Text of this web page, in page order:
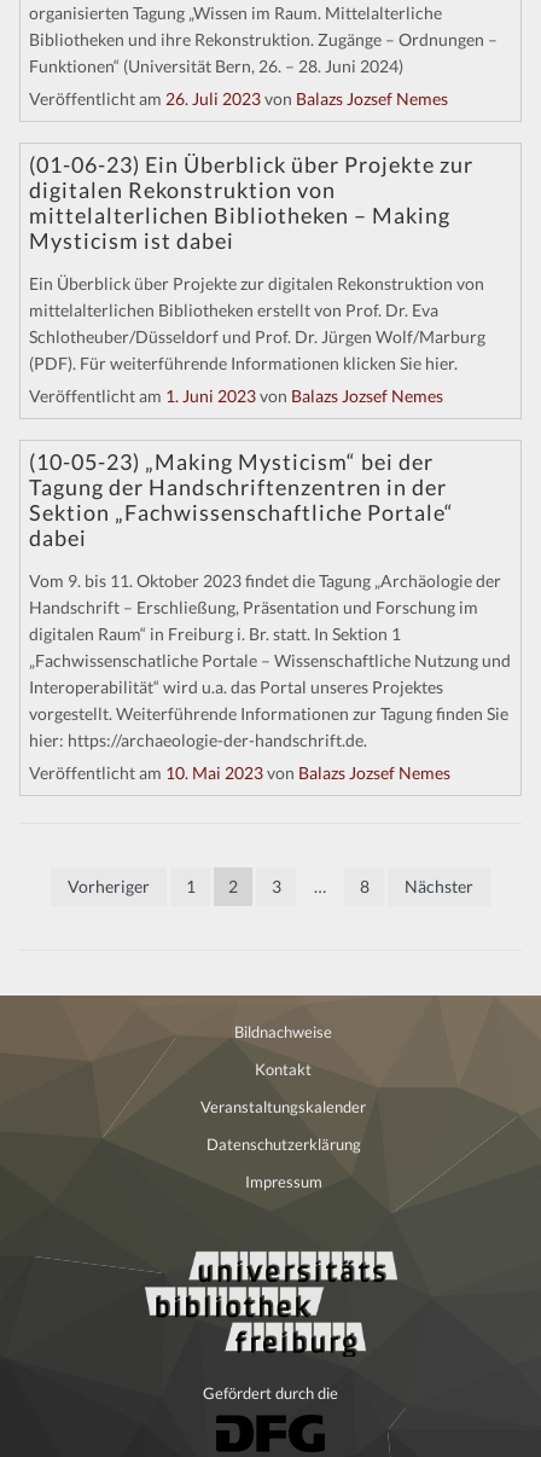
organisierten Tagung „Wissen im Raum. Mittelalterliche
Bibliotheken und ihre Rekonstruktion. Zugänge – Ordnungen –
Funktionen“ (Universität Bern, 26. – 28. Juni 2024)
Veröffentlicht am 26. Juli 2023von Balazs Jozsef Nemes
(01-06-23) Ein Überblick über Projekte zur
digitalen Rekonstruktion von
mittelalterlichen Bibliotheken – Making
Mysticism ist dabei
Ein Überblick über Projekte zur digitalen Rekonstruktion von
mittelalterlichen Bibliotheken erstellt von Prof. Dr. Eva
Schlotheuber/Düsseldorf und Prof. Dr. Jürgen Wolf/Marburg
(PDF). Für weiterführende Informationen klicken Sie hier.
Veröffentlicht am 1. Juni 2023von Balazs Jozsef Nemes
(10-05-23) „Making Mysticism“ bei der
Tagung der Handschriftenzentren in der
Sektion „Fachwissenschaftliche Portale“
dabei
Vom 9. bis 11. Oktober 2023 findet die Tagung „Archäologie der
Handschrift – Erschließung, Präsentation und Forschung im
digitalen Raum“ in Freiburg i. Br. statt. In Sektion 1
„Fachwissenschatliche Portale – Wissenschaftliche Nutzung und
Interoperabilität“ wird u.a. das Portal unseres Projektes
vorgestellt. Weiterführende Informationen zur Tagung finden Sie
hier: https://archaeologie-der-handschrift.de.
Veröffentlicht am 10. Mai 2023von Balazs Jozsef Nemes
Seitennummerierung
Vorheriger 1 2 3 … 8 Nächster
Bildnachweise
Kontakt
Veranstaltungskalender
Datenschutzerklärung
Impressum
Gefördert durch die